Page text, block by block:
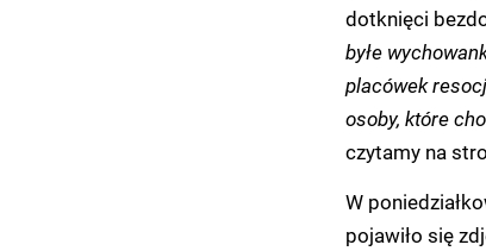
dotknięci
byłe
placówek
osoby, które
czytamy na
W
pojawiło się